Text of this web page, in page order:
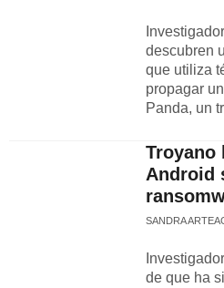
descubren
que utiliza
propagar
Panda, un
Troyano
Android
SANDRA
de que ha